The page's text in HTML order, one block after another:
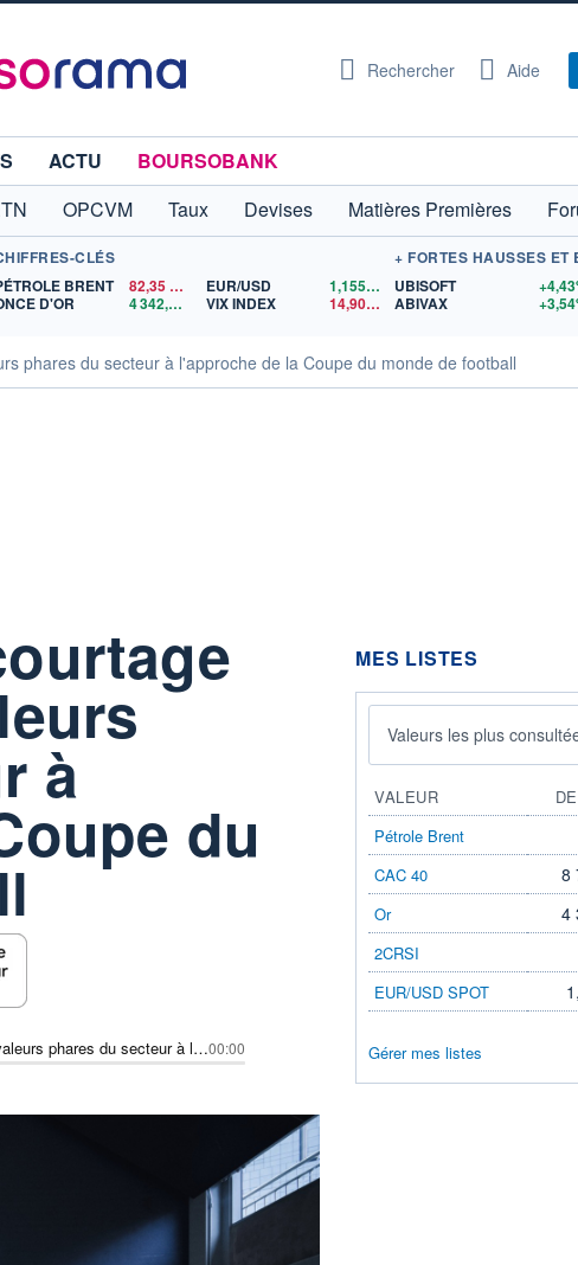
Rechercher Aide
ACTU
BOURSOBANK
OPCVM Taux Devises Matières Premières
CLÉS
BRENT
82,35
D'OR
4 342,26 $US
EUR/USD 1,1559$US
VIX INDEX
14,90
$US
+ FORTES HAUSSES ET
UBISOFT
ABIVAX
phares du secteur à l'approche de la Coupe du monde de football
à
du
Les sociétés de courtage misent sur les valeurs phares du secteur à l'approche de la Coupe du monde de football00:00
MES LISTES
Valeurs les plus
VALEUR
Pétrole Brent
CAC 40 8
Or 4
2CRSI
EUR/USD SPOT
Gérer mes listes